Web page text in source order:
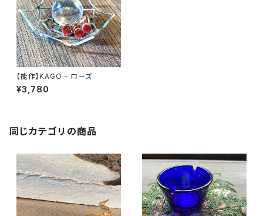
【能作】KAGO - ローズ
¥3,780
同じカテゴリの商品